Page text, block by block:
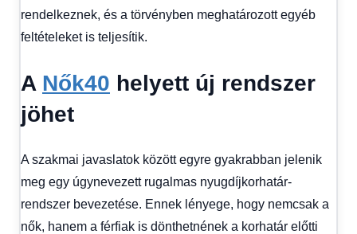
rendelkeznek, és a törvényben meghatározott egyéb
feltételeket is teljesítik.
A Nők40 helyett új rendszer
jöhet
A szakmai javaslatok között egyre gyakrabban jelenik
meg egy úgynevezett rugalmas nyugdíjkorhatár-
rendszer bevezetése. Ennek lényege, hogy nemcsak a
nők, hanem a férfiak is dönthetnének a korhatár előtti